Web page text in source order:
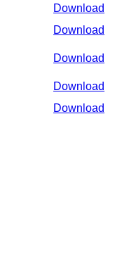
Download
Download
Download
Download
Download